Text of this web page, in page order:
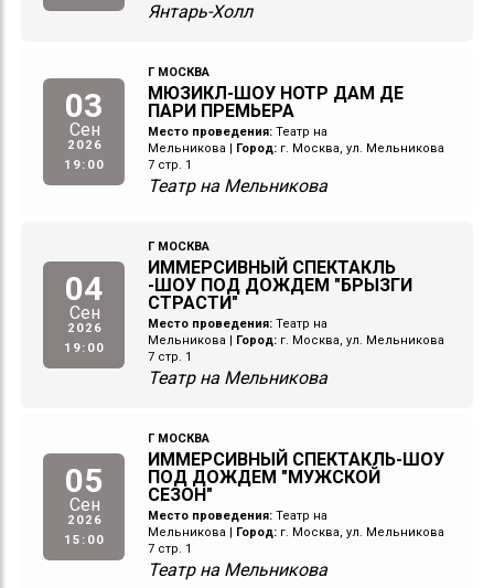
Янтарь-Холл
03
Сен
2026
19:00
Г МОСКВА
МЮЗИКЛ-ШОУ НОТР ДАМ ДЕ
ПАРИ ПРЕМЬЕРА
Место проведения: Театр на
Мельникова
Город: г. Москва, ул. Мельникова
7 стр. 1
Театр на Мельникова
04
Сен
2026
19:00
Г МОСКВА
ИММЕРСИВНЫЙ СПЕКТАКЛЬ
-ШОУ ПОД ДОЖДЕМ "БРЫЗГИ
СТРАСТИ"
Место проведения: Театр на
Мельникова
Город: г. Москва, ул. Мельникова
7 стр. 1
Театр на Мельникова
05
Сен
2026
15:00
Г МОСКВА
ИММЕРСИВНЫЙ СПЕКТАКЛЬ-ШОУ
ПОД ДОЖДЕМ "МУЖСКОЙ
СЕЗОН"
Место проведения: Театр на
Мельникова
Город: г. Москва, ул. Мельникова
7 стр. 1
Театр на Мельникова